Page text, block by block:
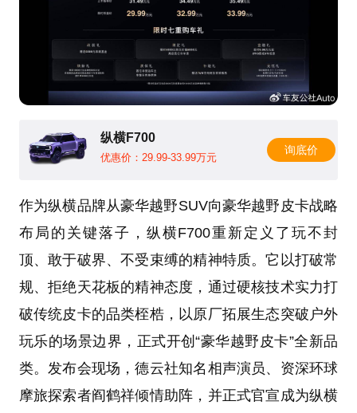
纵横F700
优惠价：29.99-33.99万元
询底价
作为纵横品牌从豪华越野SUV向豪华越野皮卡战略
布局的关键落子，纵横F700重新定义了玩不封
顶、敢于破界、不受束缚的精神特质。它以打破常
规、拒绝天花板的精神态度，通过硬核技术实力打
破传统皮卡的品类桎梏，以原厂拓展生态突破户外
玩乐的场景边界，正式开创“豪华越野皮卡”全新品
类。发布会现场，德云社知名相声演员、资深环球
摩旅探索者阎鹤祥倾情助阵，并正式官宣成为纵横